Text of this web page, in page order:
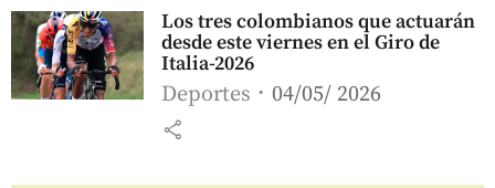
Los tres colombianos que actuarán
desde este viernes en el Giro de
Italia-2026
Deportes 04/05/ 2026
share